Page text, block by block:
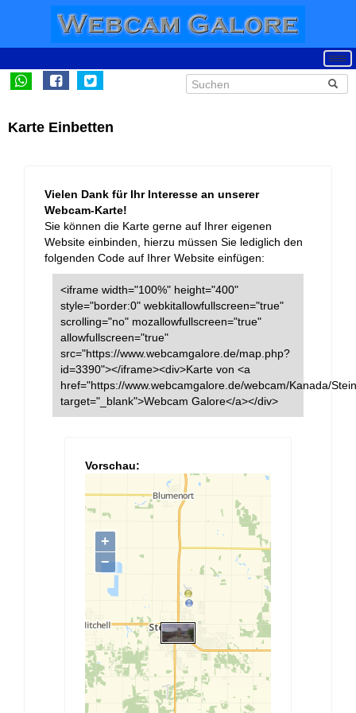
Karte Einbetten
Vielen Dank für Ihr Interesse an unserer
Webcam-Karte!
Sie können die Karte gerne auf Ihrer eigenen
Website einbinden, hierzu müssen Sie lediglich den
folgenden Code auf Ihrer Website einfügen:
<iframe width="100%" height="400"
style="border:0" webkitallowfullscreen="true"
scrolling="no" mozallowfullscreen="true"
allowfullscreen="true"
src="https://www.webcamgalore.de/map.php?
id=3390"></iframe><div>Karte von <a
href="https://www.webcamgalore.de/webcam/Kanada/
target="_blank">Webcam Galore</a></div>
Vorschau: